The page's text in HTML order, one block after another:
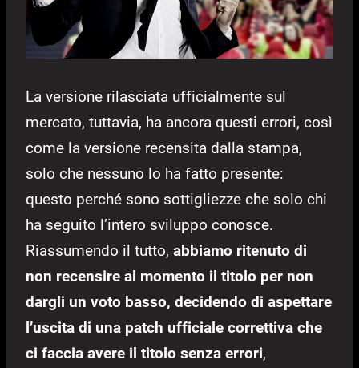
La versione rilasciata ufficialmente sul
mercato, tuttavia, ha ancora questi errori, così
come la versione recensita dalla stampa,
solo che nessuno lo ha fatto presente:
questo perché sono sottigliezze che solo chi
ha seguito l’intero sviluppo conosce.
Riassumendo il tutto, abbiamo ritenuto di
non recensire al momento il titolo per non
dargli un voto basso, decidendo di aspettare
l’uscita di una patch ufficiale correttiva che
ci faccia avere il titolo senza errori,